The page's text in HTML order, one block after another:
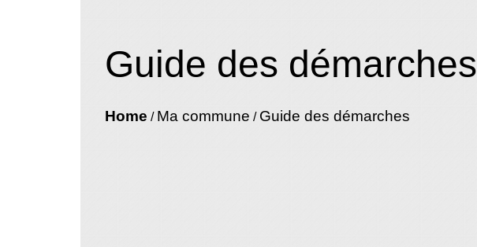
Guide des démarches
Home / Ma commune / Guide des démarches